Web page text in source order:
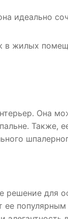
идеально
в жилых
Она
Также,
решение для
ее